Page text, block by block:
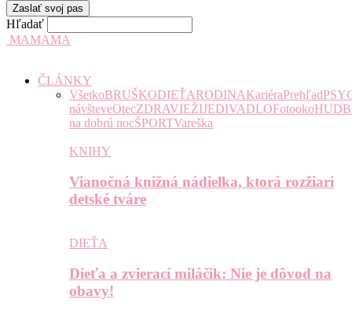
Hľadať
MAMAMA
ČLÁNKY
VšetkoBRUŠKODIEŤARODINAKariéraPrehľad
návšteveOtecZDRAVIEŽIJEDIVADLOFotooko
na dobrú nocŠPORTVareška
KNIHY
Vianočná knižná nádielka, ktorá rozžiari
detské tváre
DIEŤA
Dieťa a zvierací miláčik: Nie je dôvod na
obavy!